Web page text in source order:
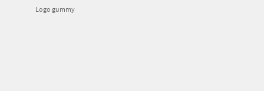
Logo gummy